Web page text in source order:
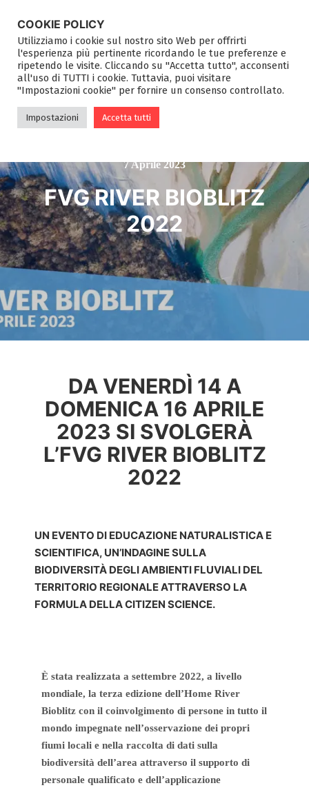
7 Aprile 2023
FVG RIVER BIOBLITZ
2022
DA VENERDÌ 14 A
DOMENICA 16 APRILE
2023 SI SVOLGERÀ
L’FVG RIVER BIOBLITZ
2022
UN EVENTO DI EDUCAZIONE NATURALISTICA E
SCIENTIFICA, UN’INDAGINE SULLA
BIODIVERSITÀ DEGLI AMBIENTI FLUVIALI DEL
TERRITORIO REGIONALE ATTRAVERSO LA
FORMULA DELLACITIZEN SCIENCE.
È stata realizzata a settembre 2022, a livello
mondiale, la terza edizione dell’Home River
Bioblitz con il coinvolgimento di persone in tutto il
mondo impegnate nell’osservazione dei propri
fiumi locali e nella raccolta di dati sulla
biodiversità dell’area attraverso il supporto di
personale qualificato e dell’applicazione
COOKIE POLICY
Utilizziamo i cookie sul nostro sito Web per offrirti
l'esperienza più pertinente ricordando le tue preferenze e
ripetendo le visite. Cliccando su "Accetta tutto", acconsenti
all'uso di TUTTI i cookie. Tuttavia, puoi visitare
"Impostazioni cookie" per fornire un consenso controllato.
Impostazioni Accetta tutti